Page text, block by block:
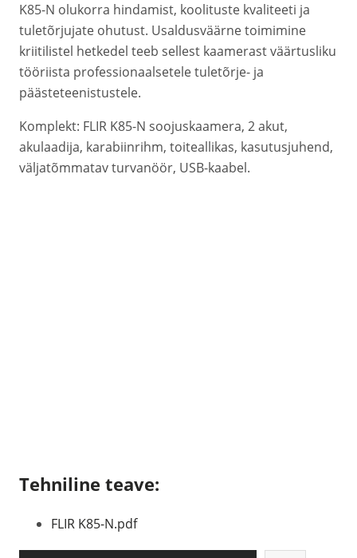
K85-N olukorra hindamist, koolituste kvaliteeti ja
tuletõrjujate ohutust. Usaldusväärne toimimine
kriitilistel hetkedel teeb sellest kaamerast väärtusliku
tööriista professionaalsetele tuletõrje- ja
päästeteenistustele.
Komplekt: FLIR K85-N soojuskaamera, 2 akut,
akulaadija, karabiinrihm, toiteallikas, kasutusjuhend,
väljatõmmatav turvanöör, USB-kaabel.
Tehniline teave:
FLIR K85-N.pdf